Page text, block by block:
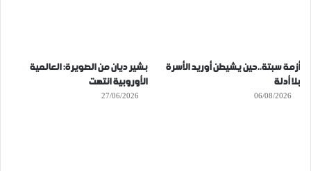
أزمة سبتة..حين يشيطن أوريد الأسرة
بلا أدلة
06/08/2026
بشير ديان من الصويرة: العالمية
الأوروبية انتهت
27/06/2026